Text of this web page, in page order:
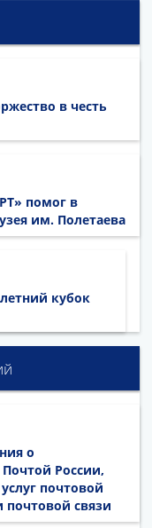
в честь
помог в
им. Полетаева
кубок
о
России,
почтовой
связи